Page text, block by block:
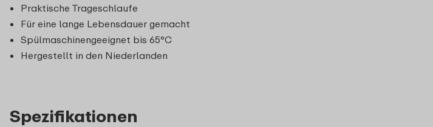
Praktische Trageschlaufe
Für eine lange Lebensdauer gemacht
Spülmaschinengeeignet bis 65°C
Hergestellt in den Niederlanden
Spezifikationen